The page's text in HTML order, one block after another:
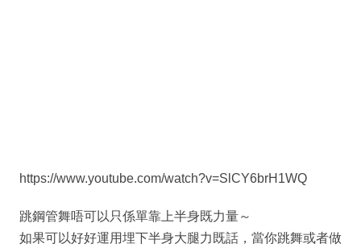
https://www.youtube.com/watch?v=SlCY6brH1WQ
跳鋼管舞唔可以只係單靠上半身既力量～
如果可以好好運用埋下半身大腿力既話，當你跳舞或者做